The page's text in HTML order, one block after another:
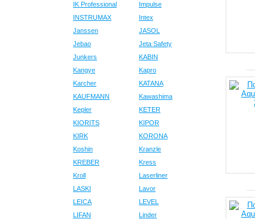
IK Professional
Impulse
INSTRUMAX
Intex
Janssen
JASOL
Jebao
Jeta Safety
Junkers
KABIN
Kangye
Kapro
Karcher
KATANA
KAUFMANN
Kawashima
Kepler
KETER
KIORITS
KIPOR
KIRK
KORONA
Koshin
Kranzle
KREBER
Kress
Kroll
Laserliner
LASKI
Lavor
LEICA
LEVEL
LIFAN
Linder